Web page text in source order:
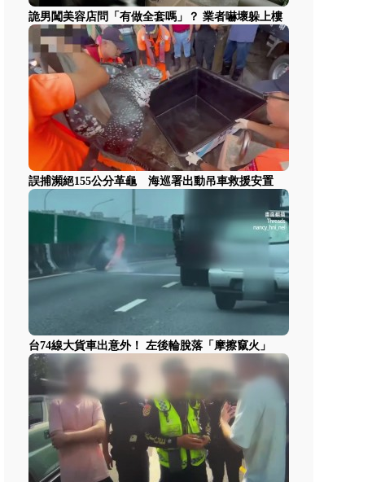
詭男闖美容店問「有做全套嗎」？ 業者嚇壞躲上樓
誤捕瀕絕155公分革龜 海巡署出動吊車救援安置
台74線大貨車出意外！ 左後輪脫落「摩擦竄火」